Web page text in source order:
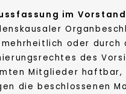
im Vorstand
oder durch
des
Mitglieder haftbar,
die beschlossenen